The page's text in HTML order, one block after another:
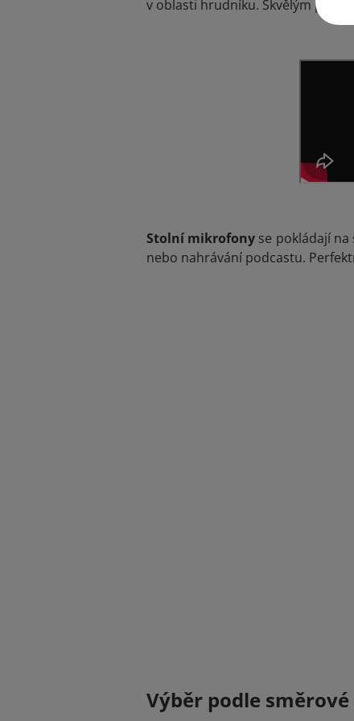
v oblasti hrudníku. Skvělým
Stolní mikrofony se pokládají
nebo nahrávání podcastu.
Výběr podle